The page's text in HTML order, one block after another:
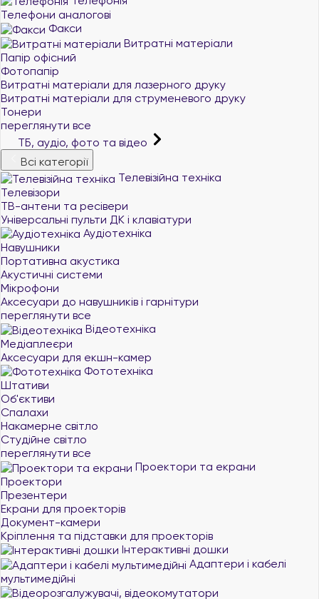
Телефони аналогові
Факси
Витратні матеріали
Папір офісний
Фотопапір
Витратні матеріали для лазерного друку
Витратні матеріали для струменевого друку
Тонери
переглянути все
ТБ, аудіо, фото та відео
Всі категорії
Телевізійна техніка
Телевізори
ТВ-антени та ресівери
Універсальні пульти ДК і клавіатури
Аудіотехніка
Навушники
Портативна акустика
Акустичні системи
Мікрофони
Аксесуари до навушників і гарнітури
переглянути все
Відеотехніка
Медіаплеєри
Аксесуари для екшн-камер
Фототехніка
Штативи
Об'єктиви
Спалахи
Накамерне світло
Студійне світло
переглянути все
Проектори та екрани
Проектори
Презентери
Екрани для проекторів
Документ-камери
Кріплення та підставки для проекторів
Інтерактивні дошки
Адаптери і кабелі
мультимедійні